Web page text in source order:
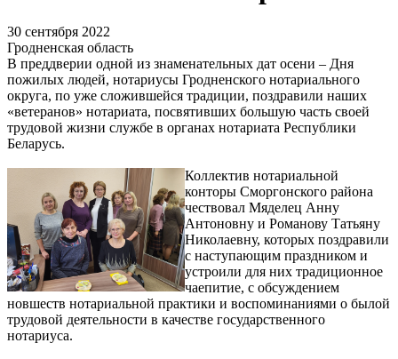
30 сентября 2022
Гродненская область
В преддверии одной из знаменательных дат осени – Дня
пожилых людей, нотариусы Гродненского нотариального
округа, по уже сложившейся традиции, поздравили наших
«ветеранов» нотариата, посвятивших большую часть своей
трудовой жизни службе в органах нотариата Республики
Беларусь.
Коллектив нотариальной
конторы Сморгонского района
чествовал Мяделец Анну
Антоновну и Романову Татьяну
Николаевну, которых поздравили
с наступающим праздником и
устроили для них традиционное
чаепитие, с обсуждением
новшеств нотариальной практики и воспоминаниями о былой
трудовой деятельности в качестве государственного
нотариуса.